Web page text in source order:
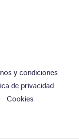
y condiciones
de privacidad
Cookies